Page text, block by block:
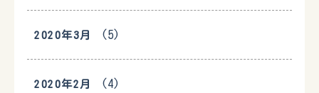
2020年3月 (5)
2020年2月 (4)